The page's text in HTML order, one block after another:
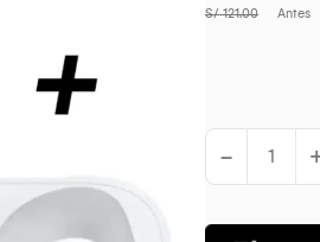
S/ 121.00 Antes
-